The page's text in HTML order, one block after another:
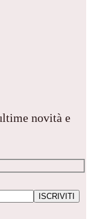
novità e